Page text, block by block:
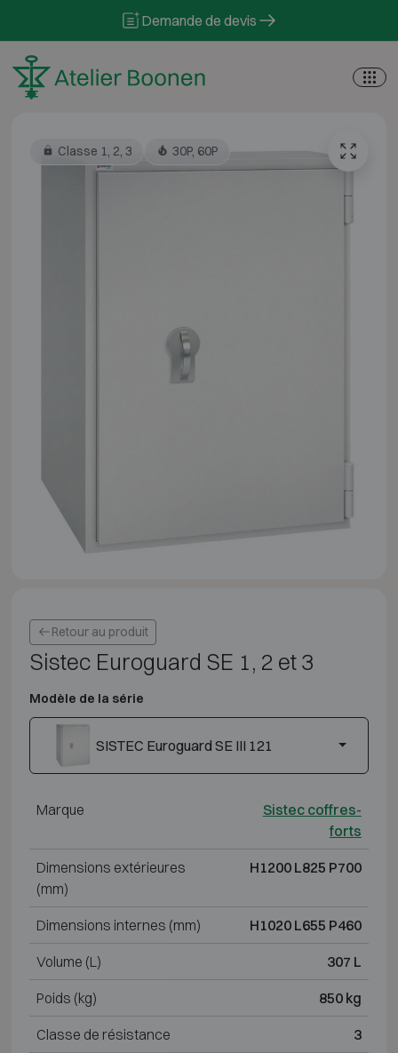
Demande de devis
Classe 1, 2, 3 30P, 60P
Retour au produit
Sistec Euroguard SE 1, 2 et 3
Modèle de la série
SISTEC Euroguard SE III 121
Marque
Sistec coffres-
forts
Dimensions extérieures
(mm)
H1200 L825 P700
Dimensions internes (mm) H1020 L655 P460
Volume (L) 307 L
Poids (kg) 850 kg
Classe de résistance 3